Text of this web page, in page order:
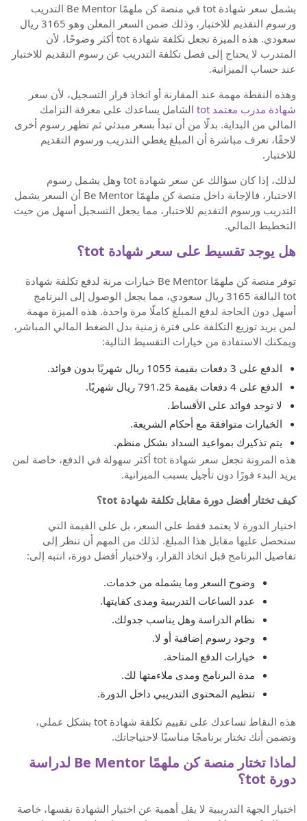
يشمل سعر شهادة tot في منصة كن ملهمًا Be Mentor التدريب
ورسوم التقديم للاختبار، وذلك ضمن السعر المعلن وهو 3165 ريال
سعودي. هذه الميزة تجعل تكلفة شهادة tot أكثر وضوحًا، لأن
المتدرب لا يحتاج إلى فصل تكلفة التدريب عن رسوم التقديم للاختبار
عند حساب الميزانية.
وهذه النقطة مهمة عند المقارنة أو اتخاذ قرار التسجيل، لأن سعر
شهادة مدرب معتمد tot
الشامل يساعدك على معرفة التزامك
المالي من البداية. بدلًا من أن تبدأ بسعر مبدئي ثم تظهر رسوم أخرى
لاحقًا، تعرف مباشرة أن المبلغ يغطي التدريب ورسوم التقديم
للاختبار.
لذلك، إذا كان سؤالك عن سعر شهادة tot وهل يشمل رسوم
الاختبار، فالإجابة داخل منصة كن ملهمًا Be Mentor أن السعر يشمل
التدريب ورسوم التقديم للاختبار، مما يجعل التسجيل أسهل من حيث
التخطيط المالي.
هل يوجد تقسيط على سعر شهادة tot؟
توفر منصة كن ملهمًا Be Mentor خيارات مرنة لدفع تكلفة شهادة
tot البالغة 3165 ريال سعودي، مما يجعل الوصول إلى البرنامج
أسهل دون الحاجة لدفع المبلغ كاملًا مرة واحدة. هذه الميزة مهمة
لمن يريد توزيع التكلفة على فترة زمنية بدل الضغط المالي المباشر،
ويمكنك الاستفادة من خيارات التقسيط التالية:
الدفع على 3 دفعات بقيمة 1055 ريال شهريًا بدون فوائد.
الدفع على 4 دفعات بقيمة 791.25 ريال شهريًا.
لا توجد فوائد على الأقساط.
الخيارات متوافقة مع أحكام الشريعة.
يتم تذكيرك بمواعيد السداد بشكل منظم.
هذه المرونة تجعل سعر شهادة tot أكثر سهولة في الدفع، خاصة لمن
يريد البدء فورًا دون تأجيل بسبب الميزانية.
كيف تختار أفضل دورة مقابل تكلفة شهادة tot؟
اختيار الدورة لا يعتمد فقط على السعر، بل على القيمة التي
ستحصل عليها مقابل هذا المبلغ. لذلك من المهم أن تنظر إلى
تفاصيل البرنامج قبل اتخاذ القرار، ولاختيار أفضل دورة، انتبه إلى:
وضوح السعر وما يشمله من خدمات.
عدد الساعات التدريبية ومدى كفايتها.
نظام الدراسة وهل يناسب جدولك.
وجود رسوم إضافية أو لا.
خيارات الدفع المتاحة.
مدة البرنامج ومدى ملاءمتها لك.
تنظيم المحتوى التدريبي داخل الدورة.
هذه النقاط تساعدك على تقييم تكلفة شهادة tot بشكل عملي،
وتضمن أنك تختار برنامجًا مناسبًا لاحتياجاتك.
لماذا تختار منصة كن ملهمًا Be Mentor لدراسة
دورة tot؟
اختيار الجهة التدريبية لا يقل أهمية عن اختيار الشهادة نفسها، خاصة